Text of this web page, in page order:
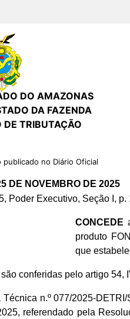
DO AMAZONAS
DA FAZENDA
DE TRIBUTAÇÃO
no Diário Oficial
DE NOVEMBRO DE 2025
Poder Executivo, Seção I, p.
CONCEDE
produto
que
conferidas pelo artigo 54,
n.º 077/2025-
referendado pela